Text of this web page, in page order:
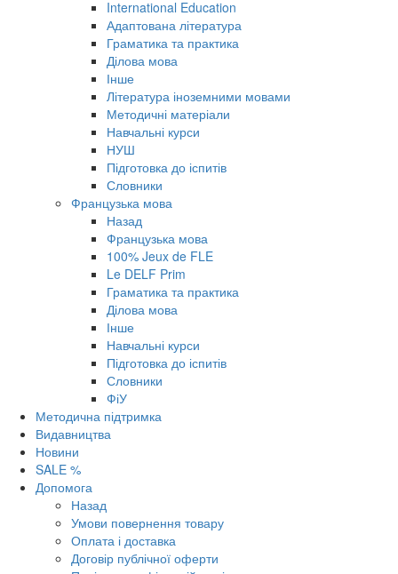
International Education
Адаптована література
Граматика та практика
Ділова мова
Інше
Література іноземними мовами
Методичні матеріали
Навчальні курси
НУШ
Підготовка до іспитів
Словники
Французька мова
Назад
Французька мова
100% Jeux de FLE
Le DELF Prim
Граматика та практика
Ділова мова
Інше
Навчальні курси
Підготовка до іспитів
Словники
ФіУ
Методична підтримка
Видавництва
Новини
SALE %
Допомога
Назад
Умови повернення товару
Оплата і доставка
Договір публічної оферти